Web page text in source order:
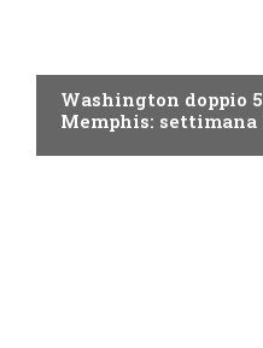
Washington doppio
Memphis: settimana